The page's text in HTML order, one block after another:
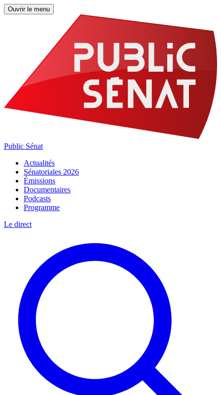
Ouvrir le menu
Public Sénat
Actualités
Sénatoriales 2026
Émissions
Documentaires
Podcasts
Programme
Le direct